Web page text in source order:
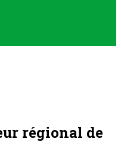
régional de